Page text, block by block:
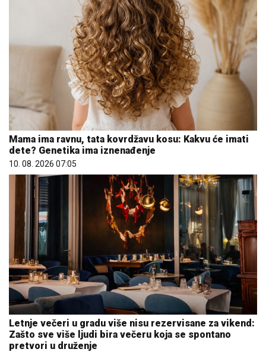
Mama ima ravnu, tata kovrdžavu kosu: Kakvu će imati
dete? Genetika ima iznenađenje
10. 08. 2026 07:05
Letnje večeri u gradu više nisu rezervisane za vikend:
Zašto sve više ljudi bira večeru koja se spontano
pretvori u druženje